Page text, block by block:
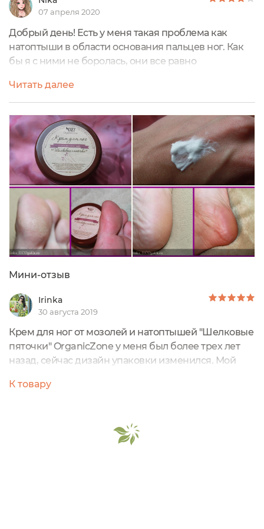
07 апреля 2020
Добрый день! Есть у меня такая проблема как
натоптыши в области основания пальцев ног. Как
бы я с ними не боролась, они все равно
меня свод стопы такой и возможно особенности
походки, и конечно же моя любовь к высоким
каблукам сказывается. У кого есть такая проблема,
тот меня поймет…Я приобрела крем для ног от
мозолей и натоптышей "Шелковые
пяточки" Organic...
Читать далее
Мини-отзыв
Irinka
30 августа 2019
Крем для ног от мозолей и натоптышей "Шелковые
пяточки" OrganicZone у меня был более трех лет
назад, сейчас дизайн упаковки изменился. Мой
закручивающейся крышкой. Ее объем составляет
Крем обладает густой консистенцией, близкой к
взбитым сливкам. Он белого цвета и имеет
К товару